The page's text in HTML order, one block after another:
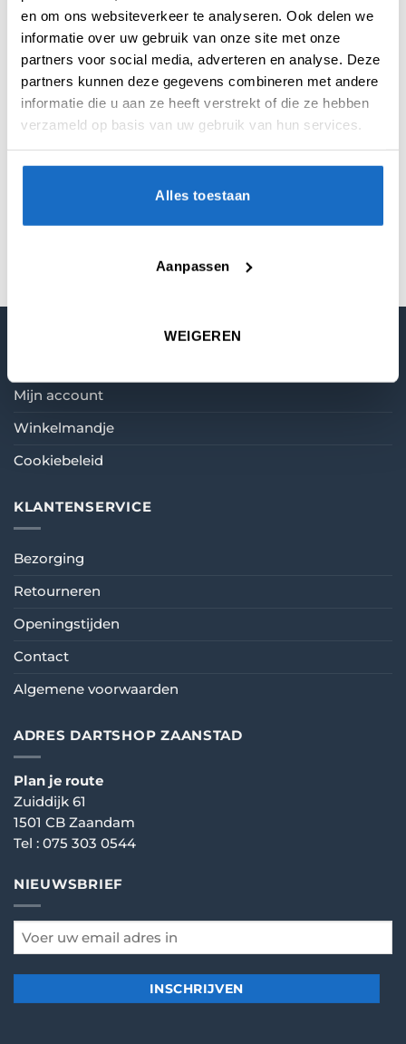
en om ons websiteverkeer te analyseren. Ook delen we
informatie over uw gebruik van onze site met onze
partners voor social media, adverteren en analyse. Deze
partners kunnen deze gegevens combineren met andere
informatie die u aan ze heeft verstrekt of die ze hebben
verzameld op basis van uw gebruik van hun services.
Alles toestaan
Aanpassen
WEIGEREN
AANVULLENDE INFORMATIE
Mijn account
Winkelmandje
Cookiebeleid
KLANTENSERVICE
Bezorging
Retourneren
Openingstijden
Contact
Algemene voorwaarden
ADRES DARTSHOP ZAANSTAD
Plan je route
Zuiddijk 61
1501 CB Zaandam
Tel : 075 303 0544
NIEUWSBRIEF
email
*